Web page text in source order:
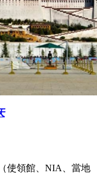
使領館、NIA、當地